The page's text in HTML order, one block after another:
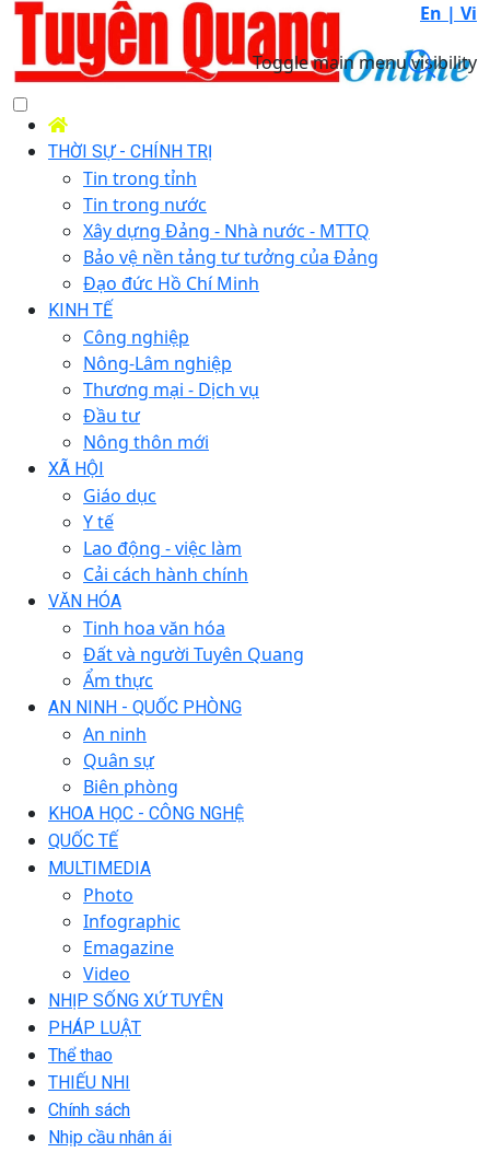
En | Vi
Toggle main menu visibility
THỜI SỰ - CHÍNH TRỊ
Tin trong tỉnh
Tin trong nước
Xây dựng Đảng - Nhà nước - MTTQ
Bảo vệ nền tảng tư tưởng của Đảng
Đạo đức Hồ Chí Minh
KINH TẾ
Công nghiệp
Nông-Lâm nghiệp
Thương mại - Dịch vụ
Đầu tư
Nông thôn mới
XÃ HỘI
Giáo dục
Y tế
Lao động - việc làm
Cải cách hành chính
VĂN HÓA
Tinh hoa văn hóa
Đất và người Tuyên Quang
Ẩm thực
AN NINH - QUỐC PHÒNG
An ninh
Quân sự
Biên phòng
KHOA HỌC - CÔNG NGHỆ
QUỐC TẾ
MULTIMEDIA
Photo
Infographic
Emagazine
Video
NHỊP SỐNG XỨ TUYÊN
PHÁP LUẬT
Thể thao
THIẾU NHI
Chính sách
Nhịp cầu nhân ái